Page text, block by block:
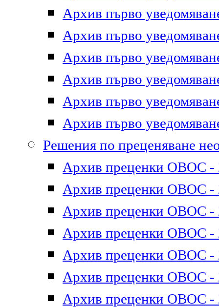
Архив първо
Архив първо
Архив първо
Архив първо
Архив първо
Архив първо
Решения по преценяване
Архив преценки ОВОС -
Архив преценки ОВОС -
Архив преценки ОВОС -
Архив преценки ОВОС -
Архив преценки ОВОС -
Архив преценки ОВОС -
Архив преценки ОВОС -